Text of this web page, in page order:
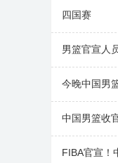
四国赛
男篮官宣人
今晚中国男
中国男篮收
FIBA官宣！